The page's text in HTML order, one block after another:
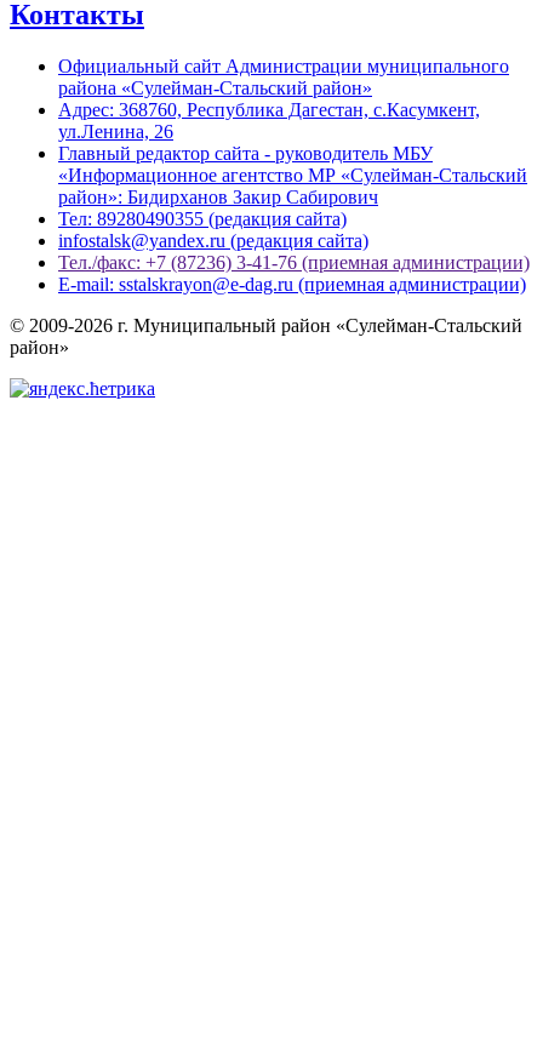
Контакты
Официальный сайт Администрации муниципального
района «Сулейман-Стальский район»
Адрес: 368760, Республика Дагестан, с.Касумкент,
ул.Ленина, 26
Главный редактор сайта - руководитель МБУ
«Информационное агентство МР «Сулейман-Стальский
район»: Бидирханов Закир Сабирович
Тел: 89280490355 (редакция сайта)
infostalsk@yandex.ru (редакция сайта)
Тел./факс: +7 (87236) 3-41-76 (приемная администрации)
E-mail: sstalskrayon@e-dag.ru (приемная администрации)
© 2009-2026 г. Муниципальный район «Сулейман-Стальский
район»